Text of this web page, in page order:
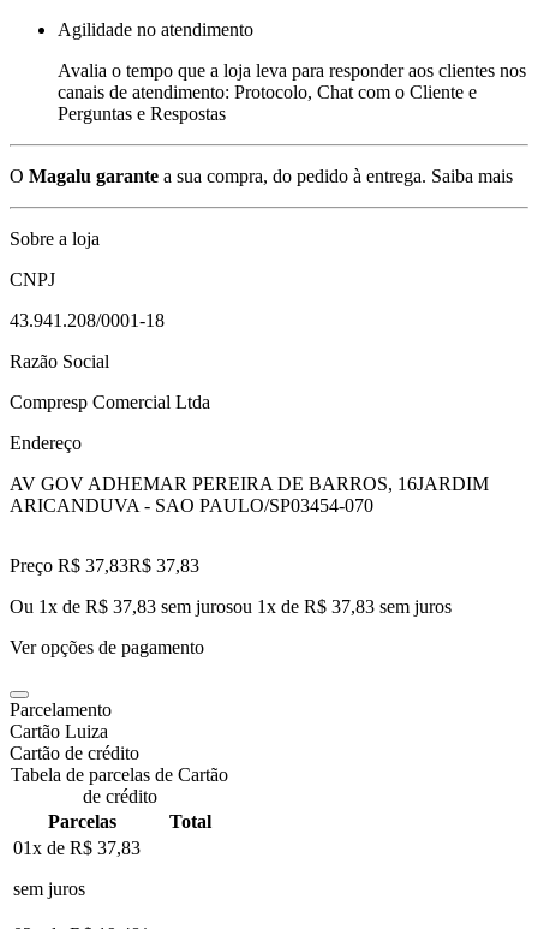
Agilidade no atendimento
Avalia o tempo que a loja leva para responder aos clientes nos
canais de atendimento: Protocolo, Chat com o Cliente e
Perguntas e Respostas
O Magalu garante a sua compra, do pedido à entrega. Saiba mais
Sobre a loja
CNPJ
43.941.208/0001-18
Razão Social
Compresp Comercial Ltda
Endereço
AV GOV ADHEMAR PEREIRA DE BARROS, 16JARDIM
ARICANDUVA - SAO PAULO/SP03454-070
Preço R$ 37,83R$ 37,83
Ou 1x de R$ 37,83 sem jurosou 1x de R$ 37,83 sem juros
Ver opções de pagamento
Parcelamento
Cartão Luiza
Cartão de crédito
Tabela de parcelas de Cartão
de crédito
Parcelas
Total
01x de R$ 37,83
sem juros